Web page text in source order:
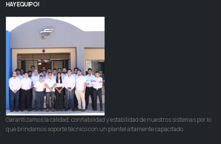
HAY EQUIPO!
Garantizamos la calidad, confiabilidad y estabilidad de nuestros sistemas por lo
que brindamos soporte técnico con un plantel altamente capacitado.